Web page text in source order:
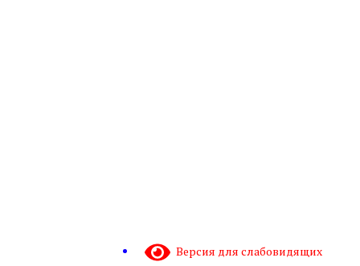
Версия для слабовидящих